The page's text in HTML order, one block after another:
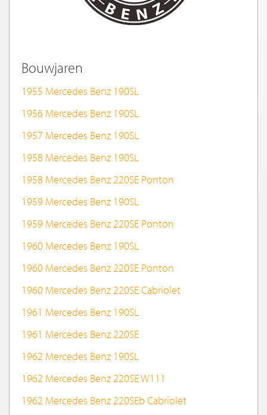
Bouwjaren
1955 Mercedes Benz 190SL
1956 Mercedes Benz 190SL
1957 Mercedes Benz 190SL
1958 Mercedes Benz 190SL
1958 Mercedes Benz 220SE Ponton
1959 Mercedes Benz 190SL
1959 Mercedes Benz 220SE Ponton
1960 Mercedes Benz 190SL
1960 Mercedes Benz 220SE Ponton
1960 Mercedes Benz 220SE Cabriolet
1961 Mercedes Benz 190SL
1961 Mercedes Benz 220SE
1962 Mercedes Benz 190SL
1962 Mercedes Benz 220SE W111
1962 Mercedes Benz 220SEb Cabriolet